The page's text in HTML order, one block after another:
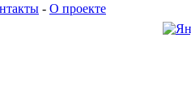
- О проекте